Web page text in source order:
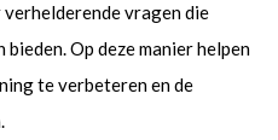
vragen die
Op deze manier helpen
te verbeteren en de